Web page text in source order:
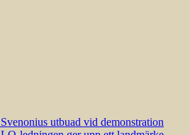
Svenonius utbuad vid demonstration